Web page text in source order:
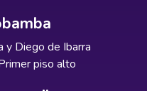
y Diego de Ibarra
piso alto